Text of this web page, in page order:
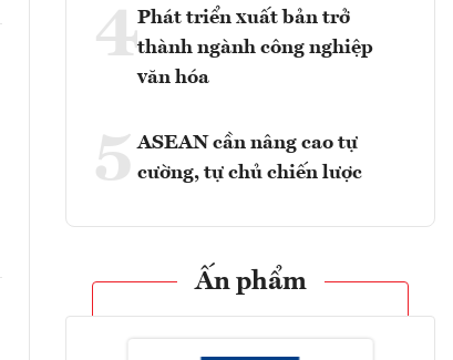
4Phát triển xuất bản trở
thành ngành công nghiệp
văn hóa
5 ASEAN cần nâng cao tự
cường, tự chủ chiến lược
Ấn phẩm